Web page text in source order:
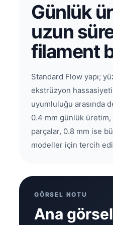
Günlük
uzun
filament
Standard Flow yapı;
ekstrüzyon
uyumluluğu arasında
0.4 mm günlük üretim,
parçalar, 0.8 mm ise
modeller için tercih
GÖRSEL NOTU
Ana